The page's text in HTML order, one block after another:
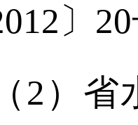
〕
省水